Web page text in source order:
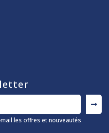
les offres et nouveautés